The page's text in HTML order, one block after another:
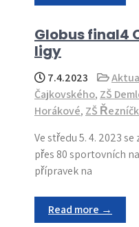
Globus final4
ligy
7.4.2023
Čajkovského, ZŠ
Horákové, ZŠ
Ve středu 5. 4. 2023
přes 80 sportovních
přípravek na
Read more →